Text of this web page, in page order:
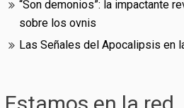
“Son demonios”: la impactante
sobre los ovnis
Las Señales del Apocalipsis en